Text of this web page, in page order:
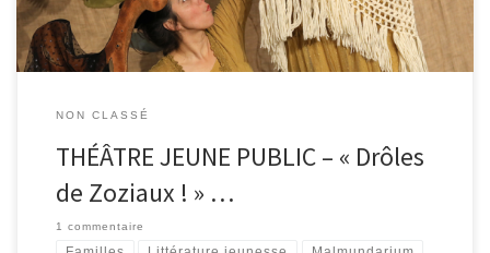
NON CLASSÉ
THÉÂTRE JEUNE PUBLIC – « Drôles
de Zoziaux ! » …
1 commentaire